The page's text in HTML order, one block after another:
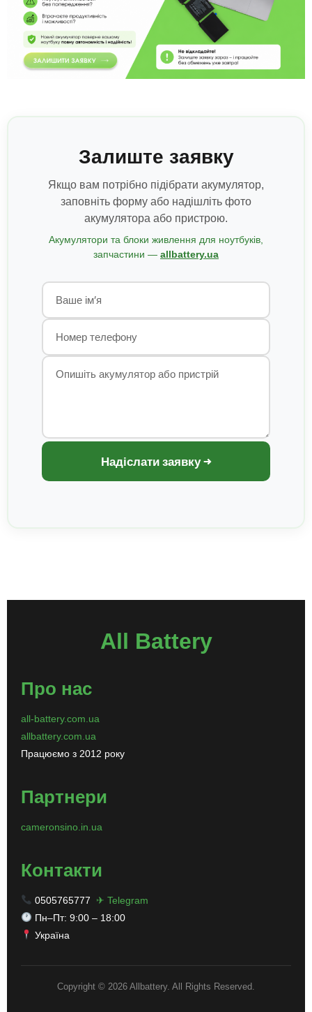
Залиште заявку
Якщо вам потрібно підібрати акумулятор,
заповніть форму або надішліть фото
акумулятора або пристрою.
Акумулятори та блоки живлення для ноутбуків,
запчастини — allbattery.ua
Надіслати заявку →
All Battery
Про нас
all-battery.com.ua
allbattery.com.ua
Працюємо з 2012 року
Партнери
cameronsino.in.ua
Контакти
0505765777
✈ Telegram
Пн–Пт: 9:00 – 18:00
Україна
Copyright © 2026 Allbattery. All Rights Reserved.